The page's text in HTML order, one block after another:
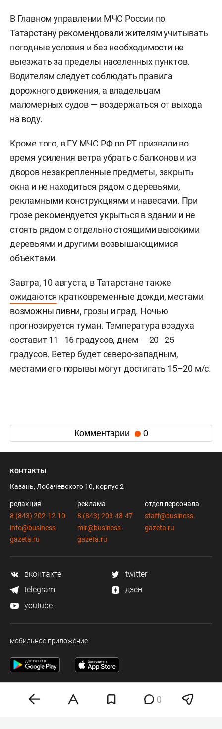
В Главном управлении МЧС России по
Татарстану рекомендовали жителям учитывать
погодные условия и без необходимости не
выезжать за пределы населенных пунктов.
Водителям следует соблюдать правила
дорожного движения, а владельцам
маломерных судов — воздержаться от выхода
на воду.
Кроме того, в ГУ МЧС РФ по РТ призвали во
время усиления ветра убрать с балконов и из
дворов незакрепленные предметы, закрыть
окна и не находиться рядом с деревьями,
рекламными конструкциями и навесами. При
грозе рекомендуется укрыться в здании и не
стоять рядом с отдельно стоящими высокими
деревьями и другими возвышающимися
объектами.
Завтра, 10 августа, в Татарстане также
ожидаются кратковременные дожди, местами
возможны ливни, грозы и град. Ночью
прогнозируется туман. Температура воздуха
составит 11–16 градусов, днем — 20–25
градусов. Ветер будет северо-западным,
местами его порывы могут достигать 15–20 м/с.
Комментарии 0
0
контакты
Казань, Лобачевского 10, корпус 2
редакция
8 (843) 202-12-10
info@business-
gazeta.ru
реклама
8 (843) 203-48-47
mir@business-
gazeta.ru
отдел персонала
staff@business-
gazeta.ru
вконтакте
twitter
telegram
дзен
youtube
мобильное приложение
Деловая электронная газета «Бизнес Online» (на связи).